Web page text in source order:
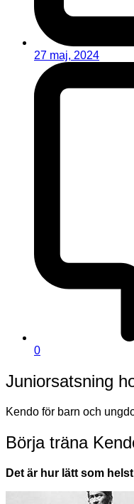
27 maj, 2024
0
Juniorsatsning
Kendo för barn och
Börja träna
Det är hur lätt som